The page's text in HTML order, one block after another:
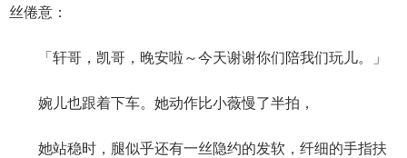
丝倦意：
「轩哥，凯哥，晚安啦～今天谢谢你们陪我们玩儿。」
婉儿也跟着下车。她动作比小薇慢了半拍，
她站稳时，腿似乎还有一丝隐约的发软，纤细的手指扶